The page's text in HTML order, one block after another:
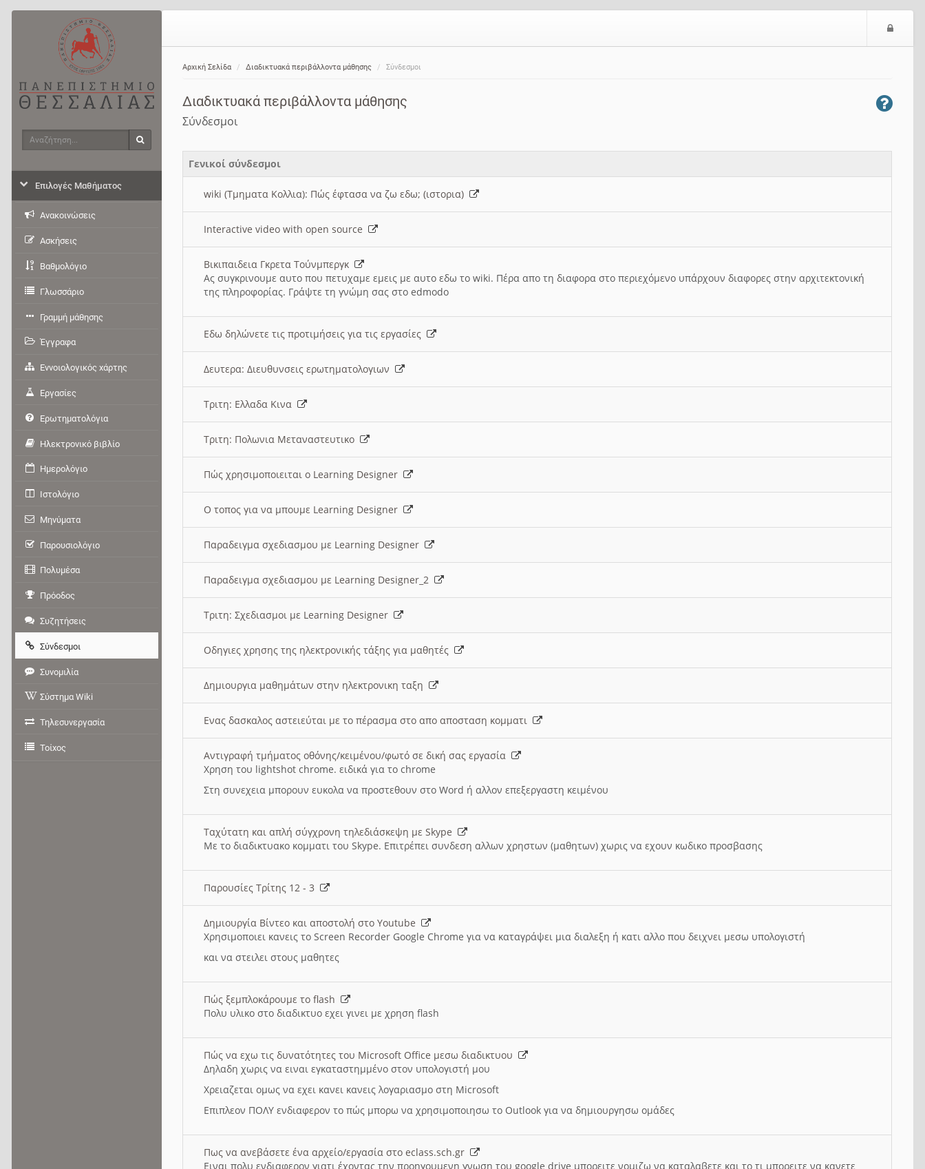
Αρχική Σελίδα Διαδικτυακά περιβάλλοντα μάθησης Σύνδεσμοι
Διαδικτυακά περιβάλλοντα μάθησης
Σύνδεσμοι
Γενικοί σύνδεσμοι
wiki (Τμηματα Κολλια): Πώς έφτασα να ζω εδω; (ιστορια)
Interactive video with open source
Βικιπαιδεια Γκρετα Τούνμπεργκ
Ας συγκρινουμε αυτο που πετυχαμε εμεις με αυτο εδω το wiki. Πέρα απο τη διαφορα στο περιεχόμενο υπάρχουν διαφορες στην αρχιτεκτονική
της πληροφορίας. Γράψτε τη γνώμη σας στο edmodo
Εδω δηλώνετε τις προτιμήσεις για τις εργασίες
Δευτερα: Διευθυνσεις ερωτηματολογιων
Τριτη: Ελλαδα Κινα
Τριτη: Πολωνια Μεταναστευτικο
Πώς χρησιμοποιειται ο Learning Designer
O τοπος για να μπουμε Learning Designer
Παραδειγμα σχεδιασμου με Learning Designer
Παραδειγμα σχεδιασμου με Learning Designer_2
Τριτη: Σχεδιασμοι με Learning Designer
Οδηγιες χρησης της ηλεκτρονικής τάξης για μαθητές
Δημιουργια μαθημάτων στην ηλεκτρονικη ταξη
Ενας δασκαλος αστειεύται με το πέρασμα στο απο αποσταση κομματι
Αντιγραφή τμήματος οθόνης/κειμένου/φωτό σε δική σας εργασία
Χρηση του lightshot chrome. ειδικά για το chrome
Στη συνεχεια μπορουν ευκολα να προστεθουν στο Word ή αλλον επεξεργαστη κειμένου
Ταχύτατη και απλή σύγχρονη τηλεδιάσκεψη με Skype
Με το διαδικτυακο κομματι του Skype. Επιτρέπει συνδεση αλλων χρηστων (μαθητων) χωρις να εχουν κωδικο προσβασης
Παρουσίες Τρίτης 12 - 3
Δημιουργία Βίντεο και αποστολή στο Youtube
Χρησιμοποιει κανεις το Screen Recorder Google Chrome για να καταγράψει μια διαλεξη ή κατι αλλο που δειχνει μεσω υπολογιστή
και να στειλει στους μαθητες
Πώς ξεμπλοκάρουμε το flash
Πολυ υλικο στο διαδικτυο εχει γινει με χρηση flash
Πώς να εχω τις δυνατότητες του Microsoft Office μεσω διαδικτυου
Δηλαδη χωρις να ειναι εγκαταστημμένο στον υπολογιστή μου
Χρειαζεται ομως να εχει κανει κανεις λογαριασμο στη Microsoft
Επιπλεον ΠΟΛΥ ενδιαφερον το πώς μπορω να χρησιμοποιησω το Outlook για να δημιουργησω ομάδες
Πως να ανεβάσετε ένα αρχείο/εργασία στο eclass.sch.gr
Ειναι πολυ ενδιαφερον γιατι έχοντας την προηγουμενη γνωση του google drive μπορειτε νομιζω να καταλαβετε και το τι μπορειτε να κανετε
Αναζήτηση
Επιλογές Μαθήματος
Ανακοινώσεις
Ασκήσεις
Βαθμολόγιο
Γλωσσάριο
Γραμμή μάθησης
Έγγραφα
Εννοιολογικός χάρτης
Εργασίες
Ερωτηματολόγια
Ηλεκτρονικό βιβλίο
Ημερολόγιο
Ιστολόγιο
Μηνύματα
Παρουσιολόγιο
Πολυμέσα
Πρόοδος
Συζητήσεις
Σύνδεσμοι
Συνομιλία
Σύστημα Wiki
Τηλεσυνεργασία
Τοίχος